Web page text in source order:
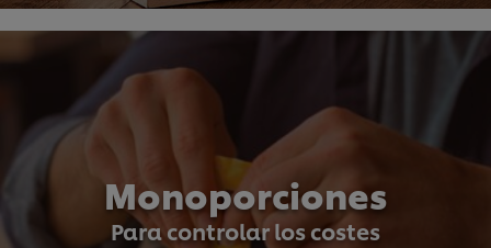
Monoporciones
Para controlar los costes